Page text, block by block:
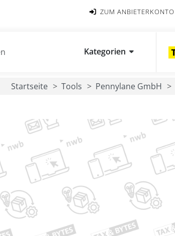
ZUM ANBIETERKONTO
Kategorien
Startseite Tools Pennylane GmbH